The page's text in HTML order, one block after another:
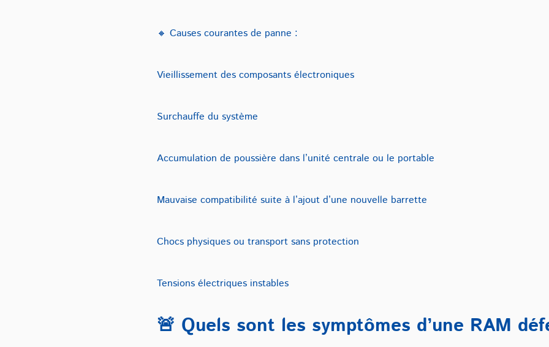
🔸 Causes courantes de panne :
Vieillissement des composants électroniques
Surchauffe du système
Accumulation de poussière dans l’unité centrale ou le portable
Mauvaise compatibilité suite à l’ajout d’une nouvelle barrette
Chocs physiques ou transport sans protection
Tensions électriques instables
🚨 Quels sont les symptômes d’une RAM